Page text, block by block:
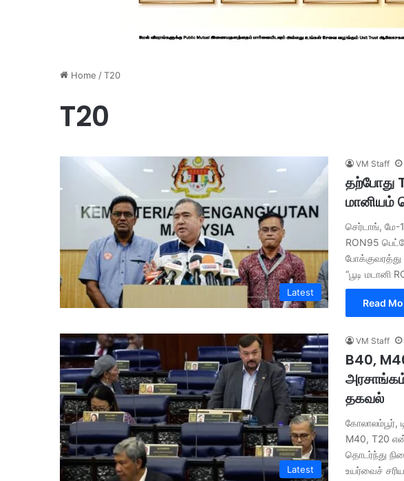
Home /T20
T20
Latest
VM Staff
தற்போது
செர்டாங், மே-
RON95
“பூடி மடானி
Read
Latest
VM Staff
B40,
தகவல்
கோலாலம்பூர்,
M40, T20
தொடர்ந்து
உயர்வைச்